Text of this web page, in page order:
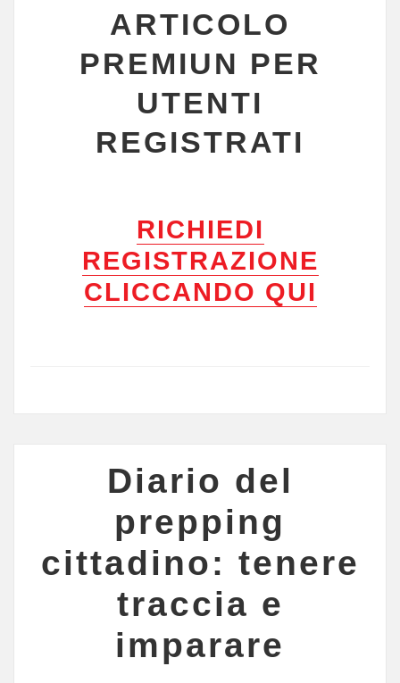
ARTICOLO
PREMIUN PER
UTENTI
REGISTRATI
RICHIEDI
REGISTRAZIONE
CLICCANDO QUI
Diario del
prepping
cittadino: tenere
traccia e
imparare